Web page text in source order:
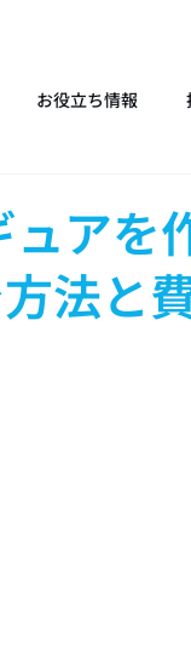
お役立ち情報
ュアを
法と